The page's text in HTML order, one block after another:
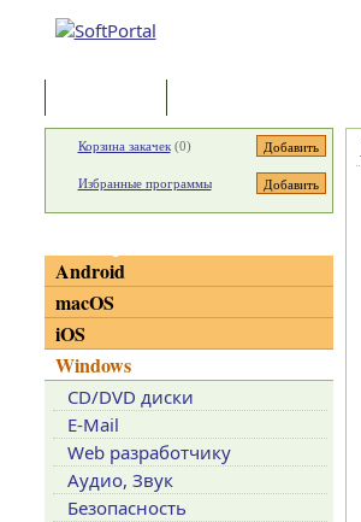
Корзина закачек(0)
Избранные программы
Android
macOS
iOS
Windows
CD/DVD диски
E-Mail
Web разработчику
Аудио, Звук
Безопасность